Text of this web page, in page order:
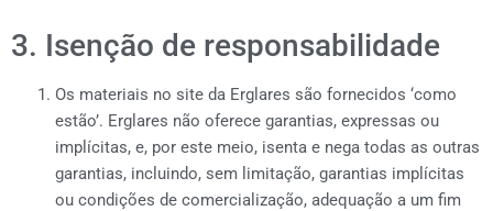
3. Isenção de responsabilidade
Os materiais no site da Erglares são fornecidos ‘como
estão’. Erglares não oferece garantias, expressas ou
implícitas, e, por este meio, isenta e nega todas as outras
garantias, incluindo, sem limitação, garantias implícitas
ou condições de comercialização, adequação a um fim